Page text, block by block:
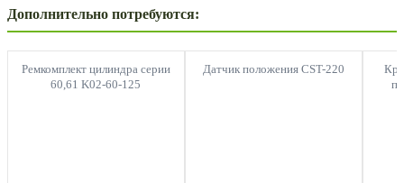
Дополнительно потребуются:
Ремкомплект цилиндра серии
60,61 K02-60-125
Датчик положения CST-220